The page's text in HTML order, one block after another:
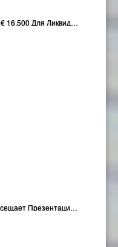
Хорватские Олимпийцы Собрали € 16,500 Для Ликвида…
Кронпринц Сербии Александр Посещает Презентацию Но…